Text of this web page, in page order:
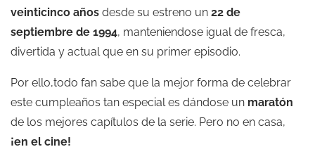
veinticinco años desde su estreno un 22 de
septiembre de 1994, manteniendose igual de fresca,
divertida y actual que en su primer episodio.
Por ello,todo fan sabe que la mejor forma de celebrar
este cumpleaños tan especial es dándose un maratón
de los mejores capítulos de la serie. Pero no en casa,
¡en el cine!